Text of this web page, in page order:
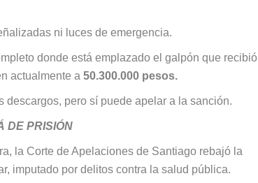
ni luces de emergencia.
donde está emplazado el galpón que recibió
actualmente a 50.300.000 pesos.
descargos, pero sí puede apelar a la sanción.
DE PRISIÓN
la Corte de Apelaciones de Santiago rebajó la
imputado por delitos contra la salud pública.